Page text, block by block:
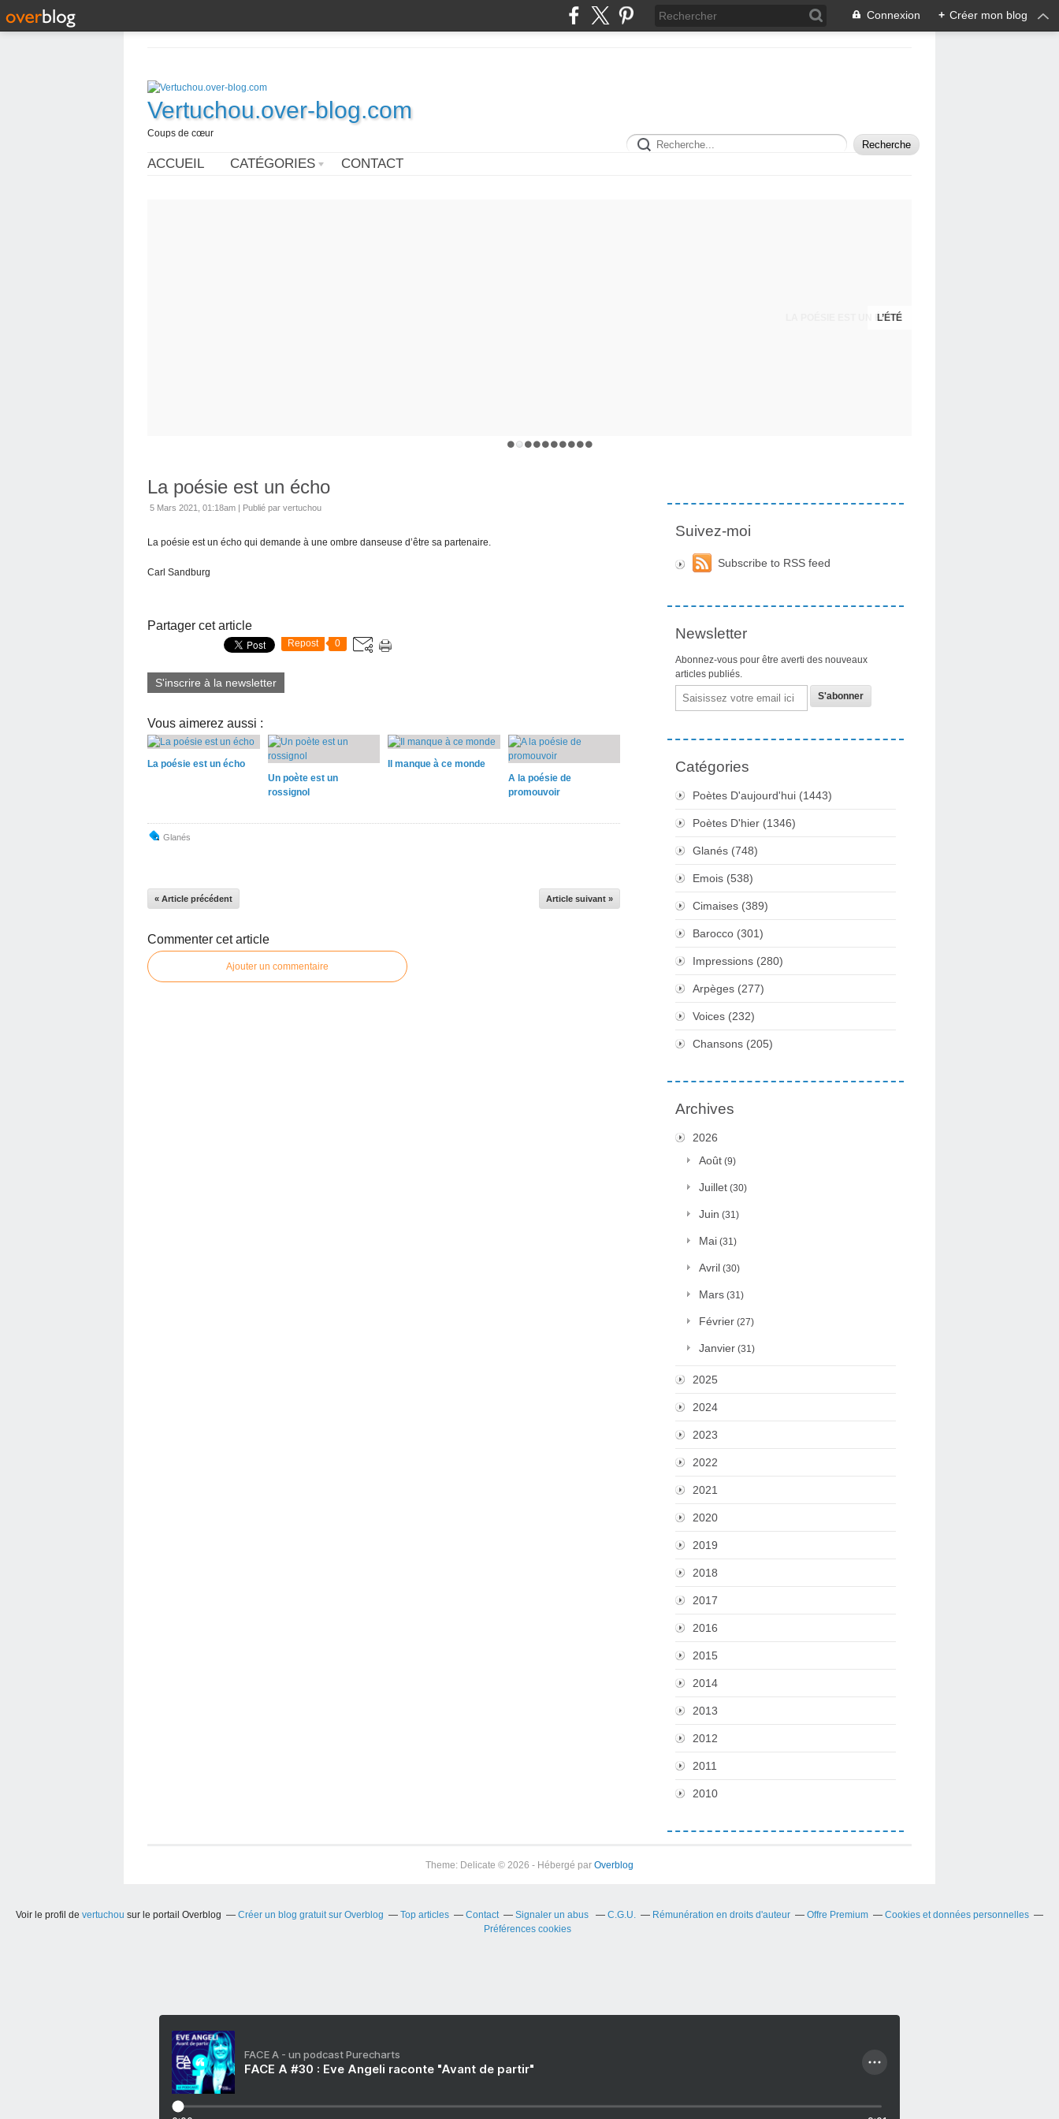
Connexion + Créer mon blog
Vertuchou.over-blog.com
Coups de cœur
ACCUEIL CATÉGORIES CONTACT
L’ÉTÉ
LA POÉSIE EST UN ÉCHO
La poésie est un écho
5 Mars 2021, 01:18am | Publié par vertuchou
La poésie est un écho qui demande à une ombre danseuse d’être sa partenaire.
Carl Sandburg
Partager cet article
Repost 0
S'inscrire à la newsletter
Vous aimerez aussi :
La poésie est un écho
Un poète est un
rossignol
Il manque à ce monde
A la poésie de
promouvoir
Glanés
« Article précédent Article suivant »
Commenter cet article
Ajouter un commentaire
Suivez-moi
Subscribe to RSS feed
Newsletter
Abonnez-vous pour être averti des nouveaux
articles publiés.
Email
Catégories
Poètes D'aujourd'hui (1443)
Poètes D'hier (1346)
Glanés (748)
Emois (538)
Cimaises (389)
Barocco (301)
Impressions (280)
Arpèges (277)
Voices (232)
Chansons (205)
Archives
2026
Août (9)
Juillet (30)
Juin (31)
Mai (31)
Avril (30)
Mars (31)
Février (27)
Janvier (31)
2025
2024
2023
2022
2021
2020
2019
2018
2017
2016
2015
2014
2013
2012
2011
2010
Theme: Delicate © 2026 - Hébergé par Overblog
Voir le profil de vertuchou sur le portail Overblog Créer un blog gratuit sur Overblog Top articles Contact Signaler un abus C.G.U. Rémunération en droits d'auteur Offre Premium
Cookies et données personnelles
Préférences cookies
FACE A - un podcast Purecharts
FACE A #30 : Eve Angeli raconte "Avant de partir"